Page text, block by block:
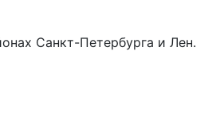
Санкт-Петербурга и Лен.